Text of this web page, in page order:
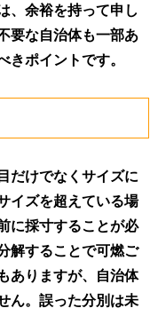
、余裕を持って申し
要な自治体も一部あ
きポイントです。
だけでなくサイズに
イズを超えている場
に採寸することが必
解することで可燃ご
ありますが、自治体
ん。誤った分別は未